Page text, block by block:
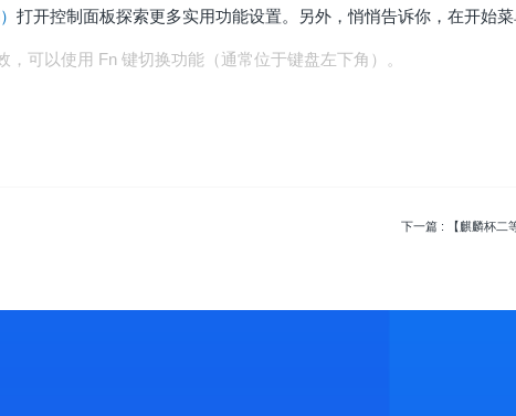
打开控制面板探索更多实用功能设置。另外，悄悄告诉你，在开始
可以使用 Fn 键切换功能（通常位于键盘左下角）。
下一篇 : 【麒麟杯二